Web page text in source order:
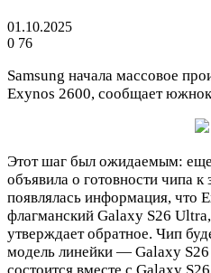
01.10.2025
0 76
Samsung начала массовое
Exynos 2600, сообщает
Этот шаг был ожидаемым:
объявила о готовности чипа
появлялась информация, что
флагманский Galaxy S26
утверждает обратное. Чип
модель линейки — Galaxy S26